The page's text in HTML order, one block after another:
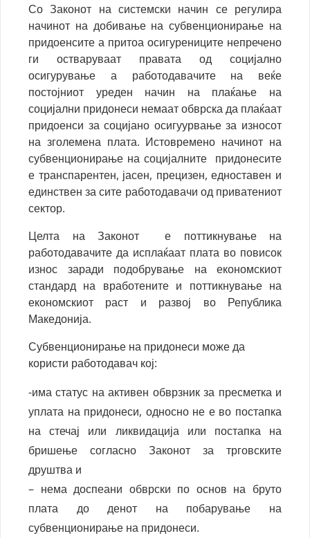
Со Законот на системски начин се регулира
начинот на добивање на субвенционирање на
придоенсите а притоа осигурениците непречено
ги остваруваат правата од социјално
осигурување а работодавачите на веќе
постојниот уреден начин на плаќање на
социјални придонеси немаат обврска да плаќаат
придоенси за социјано осигуурвање за износот
на зголемена плата. Истовремено начинот на
субвенционирање на социјалните придонесите
е транспарентен, јасен, прецизен, едноставен и
единствен за сите работодавачи од приватениот
сектор.
Целта на Законот е поттикнување на
работодавачите да исплаќаат плата во повисок
износ заради подобрување на економскиот
стандард на вработените и поттикнување на
економскиот раст и развој во Република
Македонија.
Субвенционирање на придонеси може да
користи работодавач кој:
-има статус на активен обврзник за пресметка и
уплата на придонеси, односно не е во постапка
на стечај или ликвидација или постапка на
бришење согласно Законот за трговските
друштва и
– нема доспеани обврски по основ на бруто
плата до денот на побарување на
субвенционирање на придонеси.